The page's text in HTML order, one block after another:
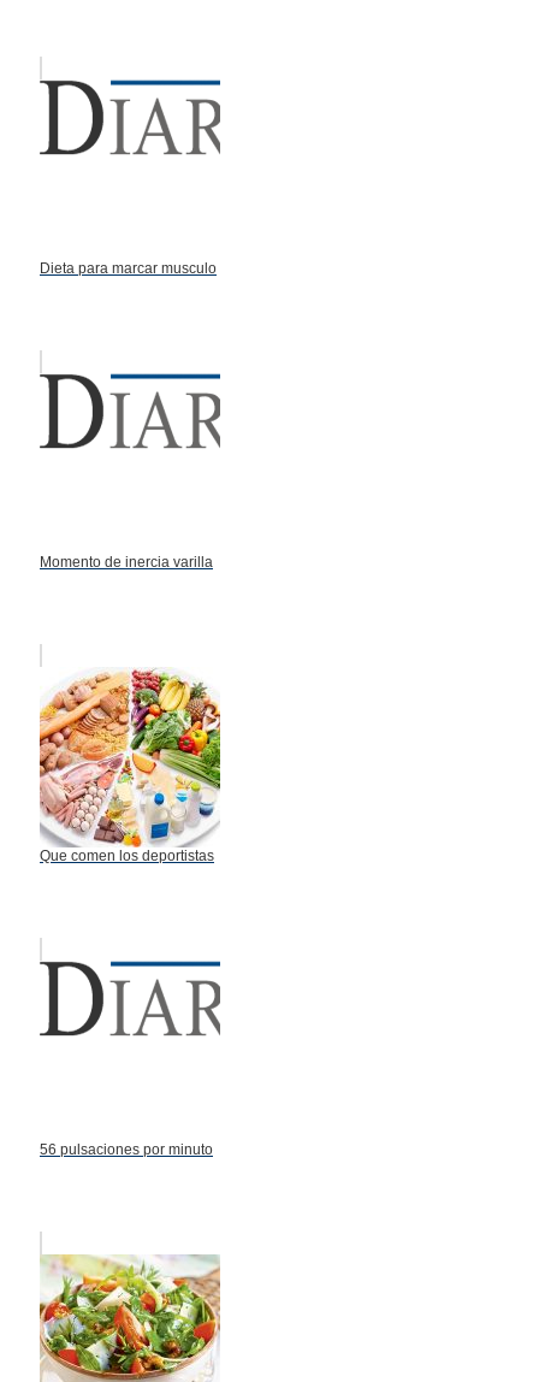
Dieta para marcar musculo
Momento de inercia varilla
Que comen los deportistas
56 pulsaciones por minuto